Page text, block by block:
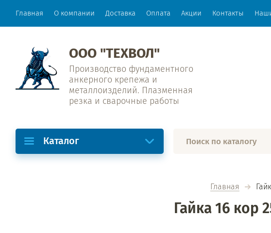
Главная О компании Доставка Оплата Акции Контакты
ООО "ТЕХВОЛ"
Производство фундаментного
анкерного крепежа и
металлоизделий. Плазменная
резка и сварочные работы
Каталог
Главная
Гайка 16 кор